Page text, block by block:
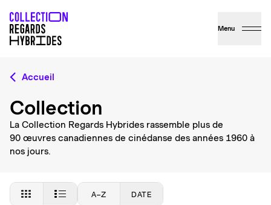
Menu
Accueil
Collection
La Collection Regards Hybrides rassemble plus de
90 œuvres canadiennes de cinédanse des années 1960 à
nos jours.
A–Z DATE